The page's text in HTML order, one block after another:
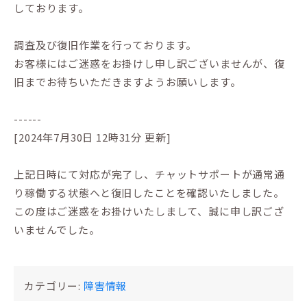
しております。
調査及び復旧作業を行っております。
お客様にはご迷惑をお掛けし申し訳ございませんが、復
旧までお待ちいただきますようお願いします。
------
[2024年7月30日 12時31分 更新]
上記日時にて対応が完了し、チャットサポートが通常通
り稼働する状態へと復旧したことを確認いたしました。
この度はご迷惑をお掛けいたしまして、誠に申し訳ござ
いませんでした。
カテゴリー: 障害情報